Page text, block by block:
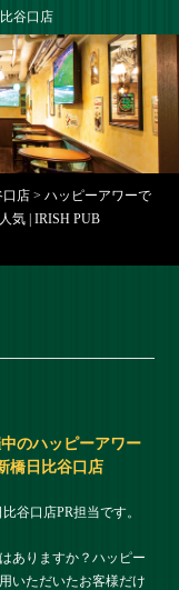
谷口店
口店 >ハッピーアワーで
気 | IRISH PUB
のハッピーアワー
橋日比谷口店
谷口店PR担当です。
ありますか？ハッピー
いただいたお客様だけ